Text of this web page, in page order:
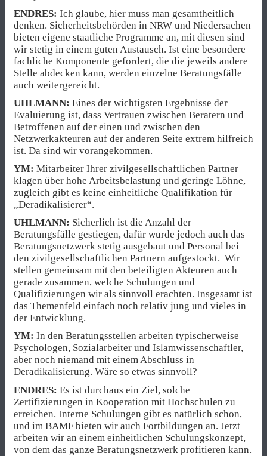
ENDRES: Ich glaube, hier muss man gesamtheitlich
denken. Sicherheitsbehörden in NRW und Niedersachen
bieten eigene staatliche Programme an, mit diesen sind
wir stetig in einem guten Austausch. Ist eine besondere
fachliche Komponente gefordert, die die jeweils andere
Stelle abdecken kann, werden einzelne Beratungsfälle
auch weitergereicht.
UHLMANN: Eines der wichtigsten Ergebnisse der
Evaluierung ist, dass Vertrauen zwischen Beratern und
Betroffenen auf der einen und zwischen den
Netzwerkakteuren auf der anderen Seite extrem hilfreich
ist. Da sind wir vorangekommen.
YM: Mitarbeiter Ihrer zivilgesellschaftlichen Partner
klagen über hohe Arbeitsbelastung und geringe Löhne,
zugleich gibt es keine einheitliche Qualifikation für
„Deradikalisierer“.
UHLMANN: Sicherlich ist die Anzahl der
Beratungsfälle gestiegen, dafür wurde jedoch auch das
Beratungsnetzwerk stetig ausgebaut und Personal bei
den zivilgesellschaftlichen Partnern aufgestockt. Wir
stellen gemeinsam mit den beteiligten Akteuren auch
gerade zusammen, welche Schulungen und
Qualifizierungen wir als sinnvoll erachten. Insgesamt ist
das Themenfeld einfach noch relativ jung und vieles in
der Entwicklung.
YM: In den Beratungsstellen arbeiten typischerweise
Psychologen, Sozialarbeiter und Islamwissenschaftler,
aber noch niemand mit einem Abschluss in
Deradikalisierung. Wäre so etwas sinnvoll?
ENDRES: Es ist durchaus ein Ziel, solche
Zertifizierungen in Kooperation mit Hochschulen zu
erreichen. Interne Schulungen gibt es natürlich schon,
und im BAMF bieten wir auch Fortbildungen an. Jetzt
arbeiten wir an einem einheitlichen Schulungskonzept,
von dem das ganze Beratungsnetzwerk profitieren kann.